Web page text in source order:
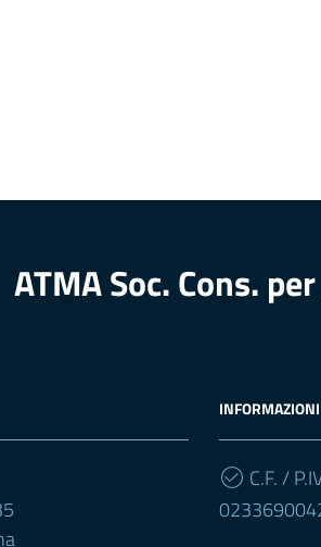
ATMA Soc. Cons.
INFORMAZIONI
C.F. /